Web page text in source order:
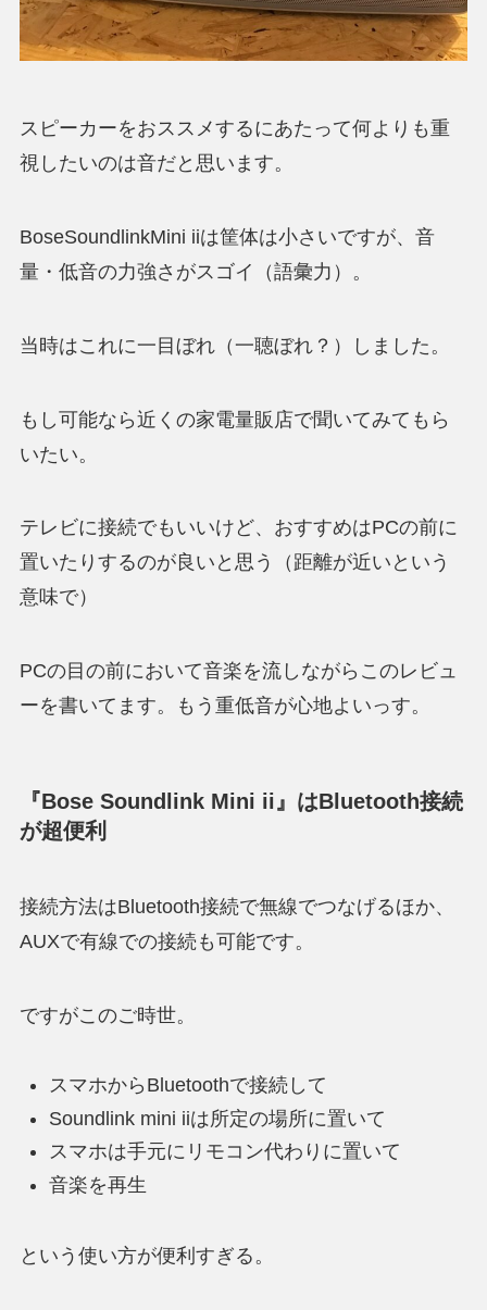
スピーカーをおススメするにあたって何よりも重
視したいのは音だと思います。
BoseSoundlinkMini iiは筐体は小さいですが、音
量・低音の力強さがスゴイ（語彙力）。
当時はこれに一目ぼれ（一聴ぼれ？）しました。
もし可能なら近くの家電量販店で聞いてみてもら
いたい。
テレビに接続でもいいけど、おすすめはPCの前に
置いたりするのが良いと思う（距離が近いという
意味で）
PCの目の前において音楽を流しながらこのレビュ
ーを書いてます。もう重低音が心地よいっす。
『Bose Soundlink Mini ii』はBluetooth接続
が超便利
接続方法はBluetooth接続で無線でつなげるほか、
AUXで有線での接続も可能です。
ですがこのご時世。
スマホからBluetoothで接続して
Soundlink mini iiは所定の場所に置いて
スマホは手元にリモコン代わりに置いて
音楽を再生
という使い方が便利すぎる。